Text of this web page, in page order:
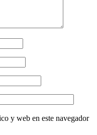
y web en este navegador